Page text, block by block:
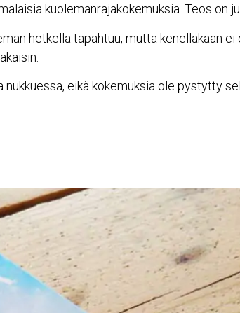
kuolemanrajakokemuksia. Teos on
hetkellä tapahtuu, mutta kenelläkään
eikä kokemuksia ole pystytty